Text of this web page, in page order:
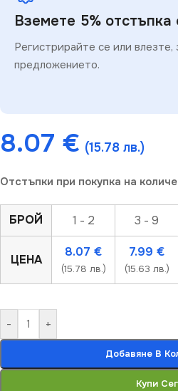
Вземете 5% отстъпка
Регистрирайте се или влезте,
предложението.
8.07 € (15.78 лв.)
Отстъпки при покупка на
БРОЙ 1 - 2 3 - 9
ЦЕНА
8.07 €
(15.78 лв.)
7.99 €
(15.63 лв.)
- +
Добавяне В
Купи